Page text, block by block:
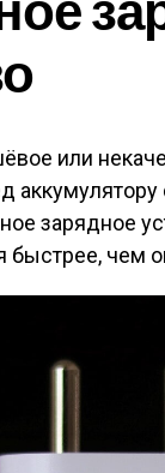
или
зарядное
быстрее, чем